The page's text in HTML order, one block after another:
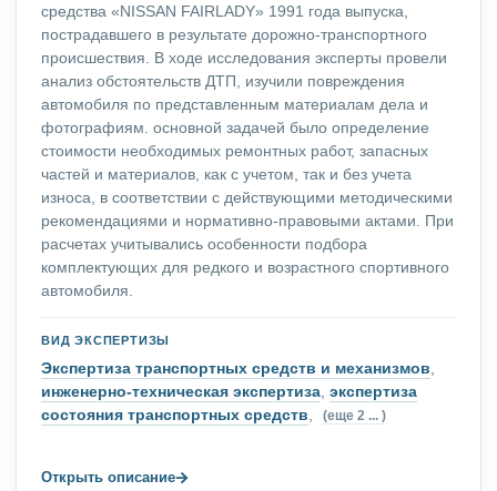
средства «NISSAN FAIRLADY» 1991 года выпуска,
пострадавшего в результате дорожно-транспортного
происшествия. В ходе исследования эксперты провели
анализ обстоятельств ДТП, изучили повреждения
автомобиля по представленным материалам дела и
фотографиям. основной задачей было определение
стоимости необходимых ремонтных работ, запасных
частей и материалов, как с учетом, так и без учета
износа, в соответствии с действующими методическими
рекомендациями и нормативно-правовыми актами. При
расчетах учитывались особенности подбора
комплектующих для редкого и возрастного спортивного
автомобиля.
ВИД ЭКСПЕРТИЗЫ
Экспертиза транспортных средств и механизмов,
инженерно-техническая экспертиза, экспертиза
состояния транспортных средств, (еще 2 ... )
Открыть описание→